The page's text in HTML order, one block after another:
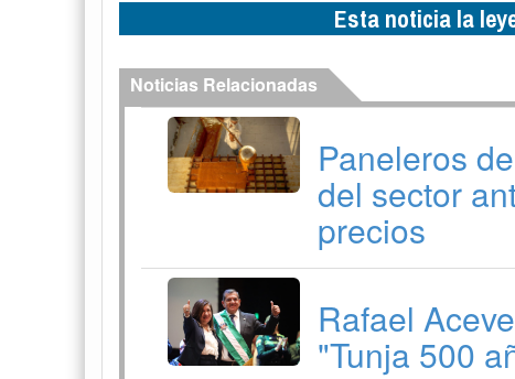
Esta noticia la
Noticias Relacionadas
Paneleros
del sector
precios
Rafael
"Tunja 500